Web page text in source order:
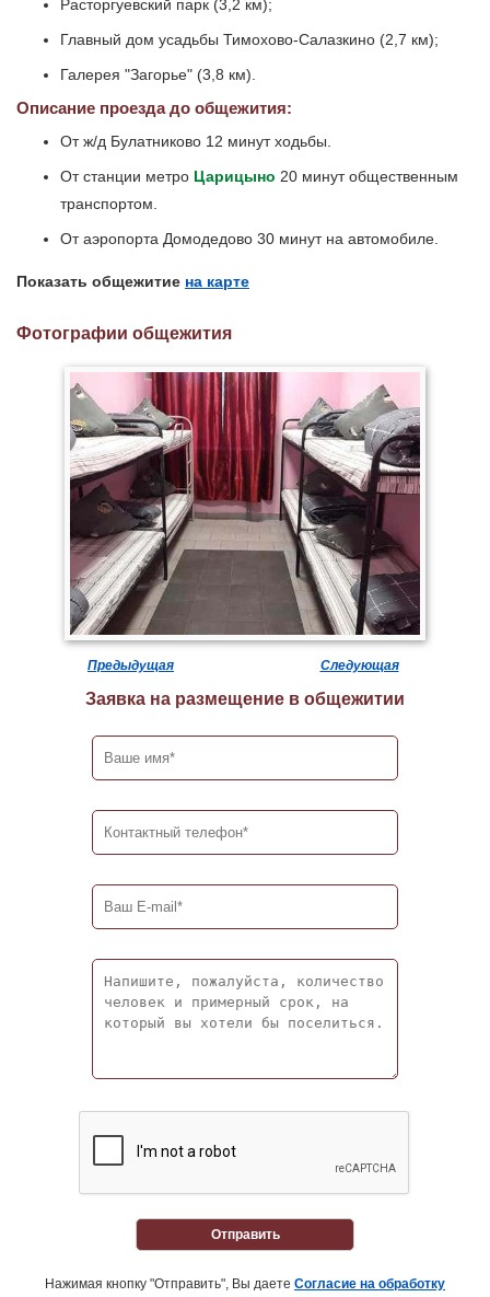
Расторгуевский парк (3,2 км);
Главный дом усадьбы Тимохово-Салазкино (2,7 км);
Галерея "Загорье" (3,8 км).
Описание проезда до общежития:
От ж/д Булатниково 12 минут ходьбы.
От станции метро Царицыно 20 минут общественным
транспортом.
От аэропорта Домодедово 30 минут на автомобиле.
Показать общежитие на карте
Фотографии общежития
Предыдущая Следующая
Заявка на размещение в общежитии
Отправить
Нажимая кнопку "Отправить", Вы даете Согласие на обработку